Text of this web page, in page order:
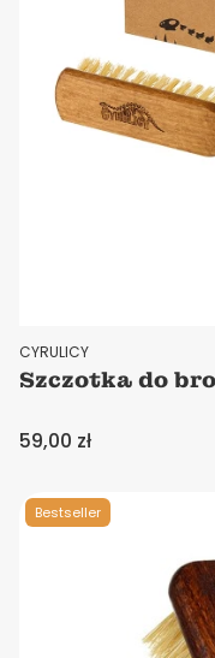
PRODUCENT
CYRULICY
Szczotka do
Cena
59,00 zł
Bestseller